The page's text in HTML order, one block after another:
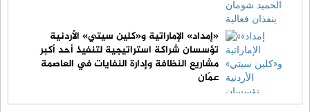
«إمداد» الإماراتية و«كلين سيتي» الأردنية
تؤسسان شراكة استراتيجية لتنفيذ أحد أكبر
مشاريع النظافة وإدارة النفايات في العاصمة
عمّان